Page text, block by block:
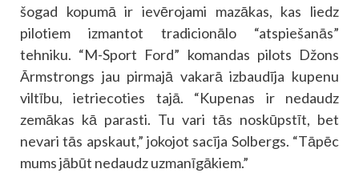
šogad kopumā ir ievērojami mazākas, kas liedz
pilotiem izmantot tradicionālo “atspiešanās”
tehniku. “M-Sport Ford” komandas pilots Džons
Ārmstrongs jau pirmajā vakarā izbaudīja kupenu
viltību, ietriecoties tajā. “Kupenas ir nedaudz
zemākas kā parasti. Tu vari tās noskūpstīt, bet
nevari tās apskaut,” jokojot sacīja Solbergs. “Tāpēc
mums jābūt nedaudz uzmanīgākiem.”